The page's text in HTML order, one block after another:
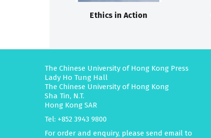
Ethics in Action
The Chinese University of Hong Kong Press
Lady Ho Tung Hall
The Chinese University of Hong Kong
Sha Tin, N.T.
Hong Kong SAR
Tel: +852 3943 9800
For order and enquiry, please send email to